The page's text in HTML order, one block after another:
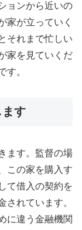
ョンから近いの
家が立っていく
それまで忙しい
家を見ていくだ
す。
す
ます。監督の場
この家を購入す
て借入の契約を
されています。
に違う金融機関